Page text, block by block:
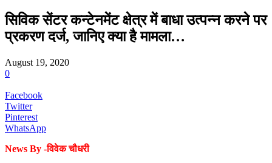
सिविक सेंटर कन्टेनमेंट क्षेत्र में बाधा उत्पन्न करने पर
प्रकरण दर्ज, जानिए क्या है मामला…
August 19, 2020
0
Facebook
Twitter
Pinterest
WhatsApp
News By -विवेक चौधरी